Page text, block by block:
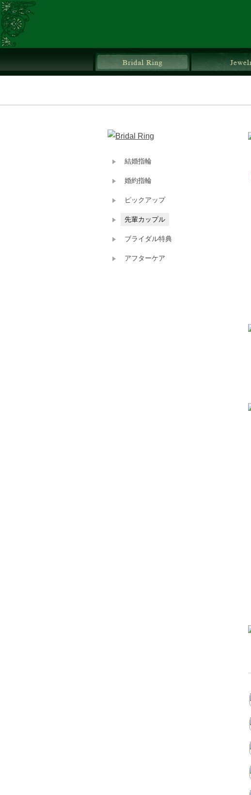
ブライダルリング
結婚指輪
婚約指輪
ピックアップ
先輩カップル
ブライダル特典
アフターケア